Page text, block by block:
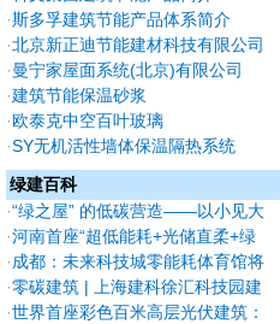
定为2021年度中国高等教育博览
会“校企合作 双百计划”典型案例
·斯多孚建筑节能产品体系简介
·北京新正迪节能建材科技有限公司
·曼宁家屋面系统(北京)有限公司
·建筑节能保温砂浆
·欧泰克中空百叶玻璃
·SY无机活性墙体保温隔热系统
绿建百科
·“绿之屋” 的低碳营造——以小见大
的既有建筑办公空间绿色改造
·河南首座“超低能耗+光储直柔+绿
建三星”大型公共建筑
·成都：未来科技城零能耗体育馆将
开工
·零碳建筑 | 上海建科徐汇科技园建
科中心
·世界首座彩色百米高层光伏建筑：